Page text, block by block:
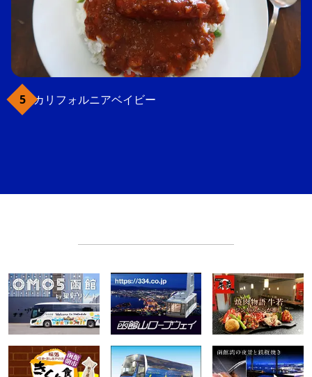
カリフォルニアベイビー